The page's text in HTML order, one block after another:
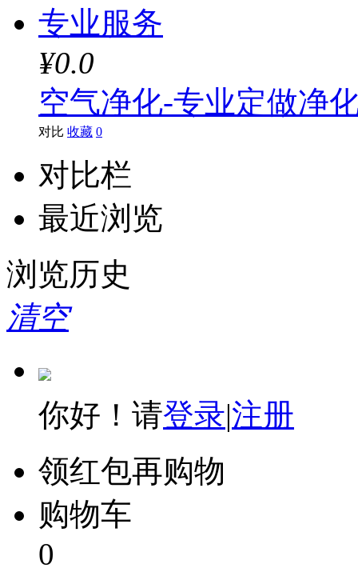
¥0.0
空气净化-专业定做净
对比 收藏 0
对比栏
最近浏览
浏览历史
清空
你好！请登录|注册
领红包再购物
购物车
0